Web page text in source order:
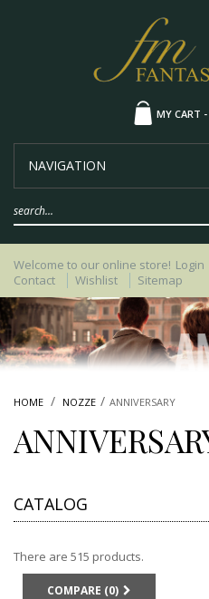
MY CART -
NAVIGATION
Welcome to our online store! Login
Contact
Wishlist Sitemap
HOME NOZZE ANNIVERSARY
CATALOG
There are 515 products.
COMPARE (0)